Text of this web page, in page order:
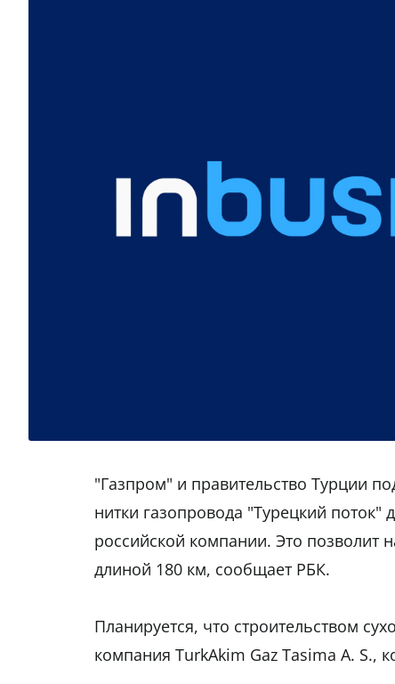
"Газпром" и правительство Турции
нитки газопровода "Турецкий поток"
российской компании. Это позволит
длиной 180 км, сообщает РБК.
Планируется, что строительством
компания TurkAkim Gaz Tasima A. S.,